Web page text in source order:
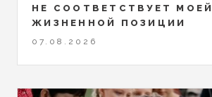
НЕ СООТВЕТСТВУЕТ МОЕЙ
ЖИЗНЕННОЙ ПОЗИЦИИ
07.08.2026